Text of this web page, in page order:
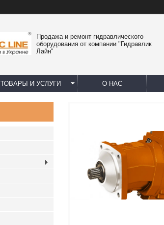
Продажа и ремонт гидравлического
оборудования от компании "Гидравлик
Лайн"
ТОВАРЫ И УСЛУГИ О НАС